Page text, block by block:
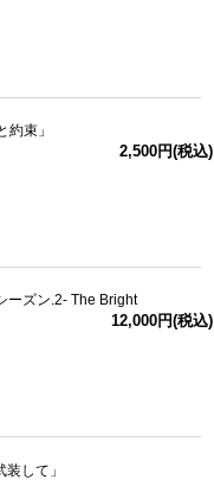
束」
2,500円(税込)
ーズン.2- The Bright
12,000円(税込)
して」